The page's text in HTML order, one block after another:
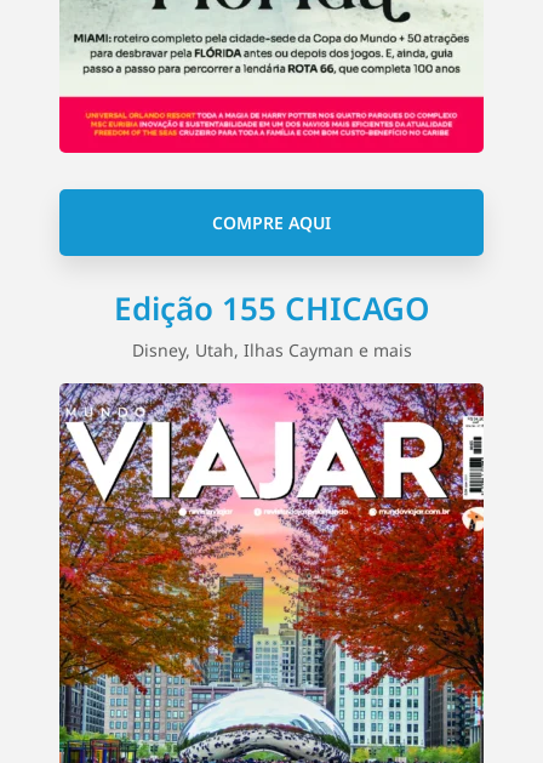
COMPRE AQUI
Edição 155 CHICAGO
Disney, Utah, Ilhas Cayman e mais